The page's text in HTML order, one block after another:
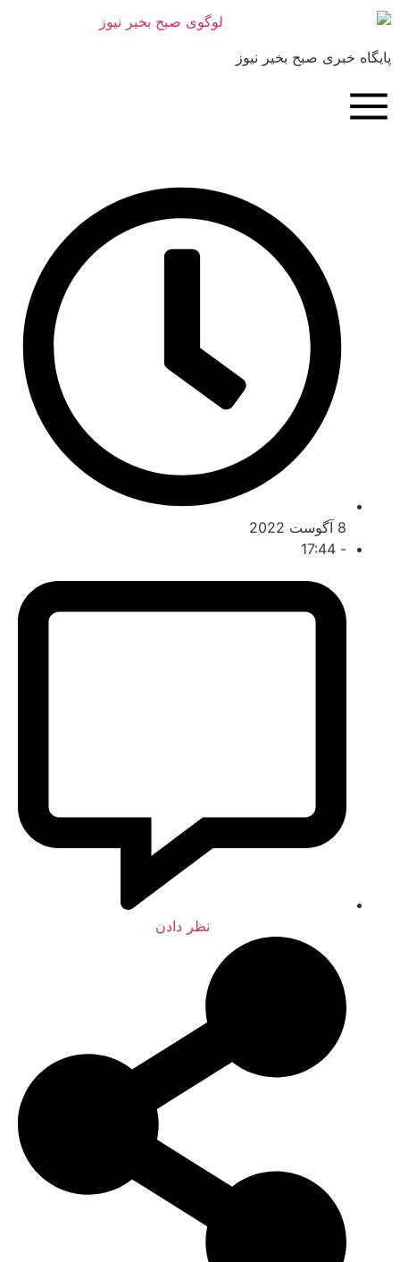
صبح بخیر نیوز
17:44